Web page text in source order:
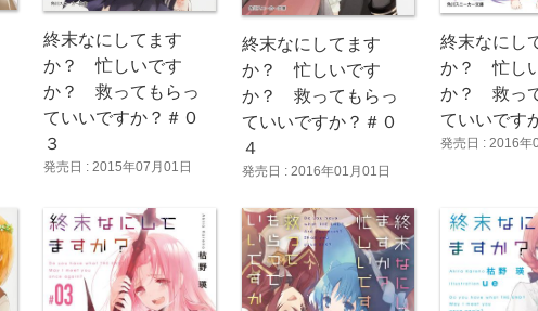
終末なにしてます
か？ 忙しいです
か？ 救ってもらっ
ていいですか？＃０
３
発売日 : 2015年07月01日
終末なにしてます
か？ 忙しいです
か？ 救ってもらっ
ていいですか？＃０
４
発売日 : 2016年01月01日
終末なにし
か？ 忙し
か？ 救っ
ていいです
発売日 : 2016年